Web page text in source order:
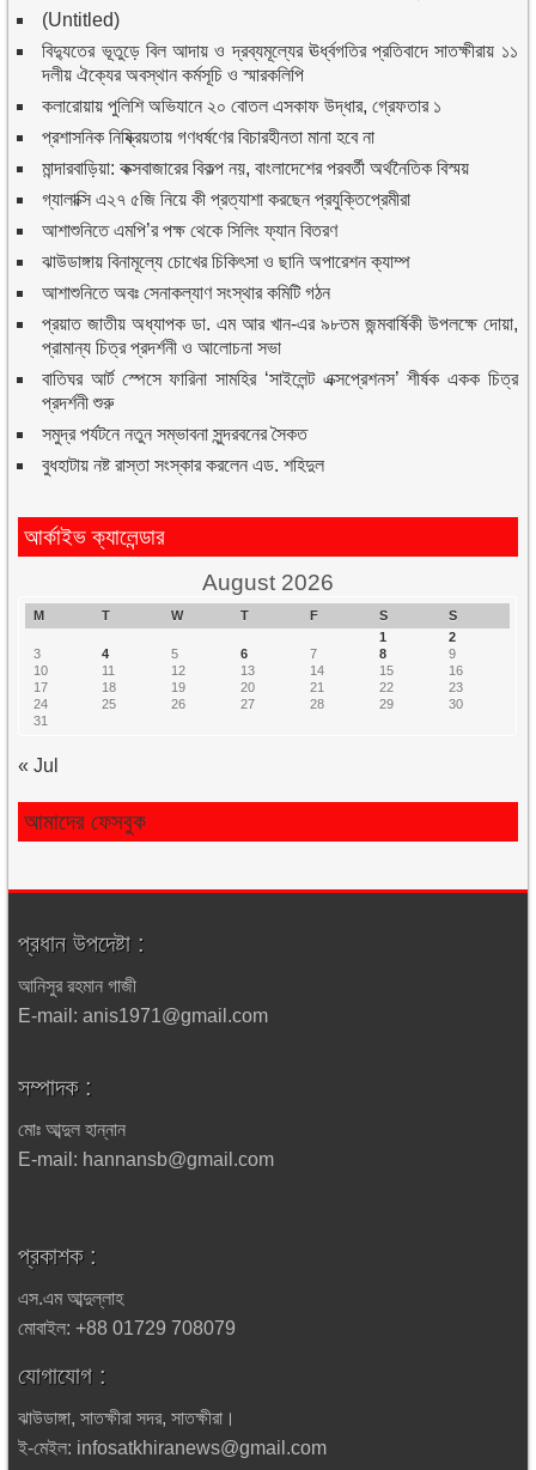
(Untitled)
বিদ্যুতের ভূতুড়ে বিল আদায় ও দ্রব্যমূল্যের ঊর্ধ্বগতির প্রতিবাদে সাতক্ষীরায় ১১
দলীয় ঐক্যের অবস্থান কর্মসূচি ও স্মারকলিপি
কলারোয়ায় পুলিশি অভিযানে ২০ বোতল এসকাফ উদ্ধার, গ্রেফতার ১
প্রশাসনিক নিষ্ক্রিয়তায় গণধর্ষণের বিচারহীনতা মানা হবে না
মান্দারবাড়িয়া: কক্সবাজারের বিকল্প নয়, বাংলাদেশের পরবর্তী অর্থনৈতিক বিস্ময়
গ্যালাক্সি এ২৭ ৫জি নিয়ে কী প্রত্যাশা করছেন প্রযুক্তিপ্রেমীরা
আশাশুনিতে এমপি’র পক্ষ থেকে সিলিং ফ্যান বিতরণ
ঝাউডাঙ্গায় বিনামূল্যে চোখের চিকিৎসা ও ছানি অপারেশন ক্যাম্প
আশাশুনিতে অবঃ সেনাকল্যাণ সংস্থার কমিটি গঠন
প্রয়াত জাতীয় অধ্যাপক ডা. এম আর খান-এর ৯৮তম জন্মবার্ষিকী উপলক্ষে দোয়া,
প্রামান্য চিত্র প্রদর্শনী ও আলোচনা সভা
বাতিঘর আর্ট স্পেসে ফারিনা সামহির ‘সাইলেন্ট এক্সপ্রেশনস’ শীর্ষক একক চিত্র
প্রদর্শনী শুরু
সমুদ্র পর্যটনে নতুন সম্ভাবনা সুন্দরবনের সৈকত
বুধহাটায় নষ্ট রাস্তা সংস্কার করলেন এড. শহিদুল
আর্কাইভ ক্যালেন্ডার
August 2026
M T W T F S
S
1
2
3
4 5 6 7 8
9
10
11 12 13 14 15
16
17
18 19 20 21 22
23
24
25 26 27 28 29
30
31
« Jul
আমাদের ফেসবুক
প্রধান উপদেষ্টা :
আনিসুর রহমান গাজী
E-mail: anis1971@gmail.com
সম্পাদক :
মোঃ আব্দুল হান্নান
E-mail: hannansb@gmail.com
প্রকাশক :
এস.এম আব্দুল্লাহ
মোবাইল: +88 01729 708079
যোগাযোগ :
ঝাউডাঙ্গা, সাতক্ষীরা সদর, সাতক্ষীরা।
ই-মেইল: infosatkhiranews@gmail.com